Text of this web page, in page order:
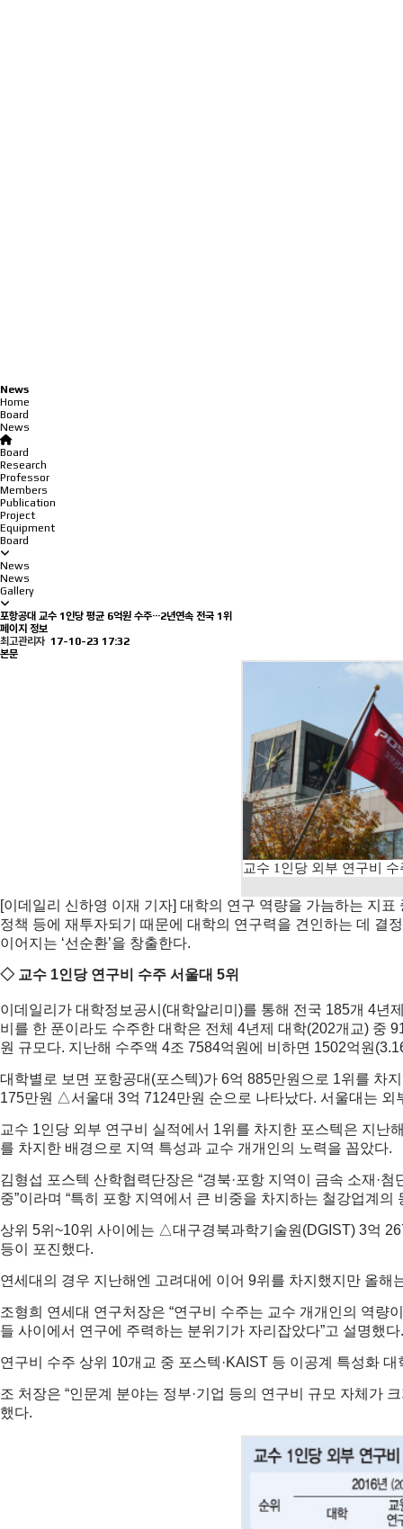
News
Home
Board
News
Board
Research
Professor
Members
Publication
Project
Equipment
Board
News
News
Gallery
포항공대 교수 1인당 평균 6억원 수주···2년연속 전국 1위
페이지 정보
최고관리자 17-10-23 17:32
본문
교수 1인당 외부 연구비
[이데일리 신하영 이재 기자] 대학의 연구 역량을 가늠하는 지
정책 등에 재투자되기 때문에 대학의 연구력을 견인하는 데 결
이어지는 ‘선순환’을 창출한다.
◇ 교수 1인당 연구비 수주 서울대 5위
이데일리가 대학정보공시(대학알리미)를 통해 전국 185개 4년
비를 한 푼이라도 수주한 대학은 전체 4년제 대학(202개교) 중
원 규모다. 지난해 수주액 4조 7584억원에 비하면 1502억원
대학별로 보면 포항공대(포스텍)가 6억 885만원으로 1위를
175만원 △서울대 3억 7124만원 순으로 나타났다. 서울대는
교수 1인당 외부 연구비 실적에서 1위를 차지한 포스텍은 지
를 차지한 배경으로 지역 특성과 교수 개개인의 노력을 꼽았다.
김형섭 포스텍 산학협력단장은 “경북·포항 지역이 금속 소재·
중”이라며 “특히 포항 지역에서 큰 비중을 차지하는 철강업계
상위 5위~10위 사이에는 △대구경북과학기술원(DGIST) 3억
등이 포진했다.
연세대의 경우 지난해엔 고려대에 이어 9위를 차지했지만 올
조형희 연세대 연구처장은 “연구비 수주는 교수 개개인의 역량
들 사이에서 연구에 주력하는 분위기가 자리잡았다”고 설명했다.
연구비 수주 상위 10개교 중 포스텍·KAIST 등 이공계 특성화
조 처장은 “인문계 분야는 정부·기업 등의 연구비 규모 자체가
했다.